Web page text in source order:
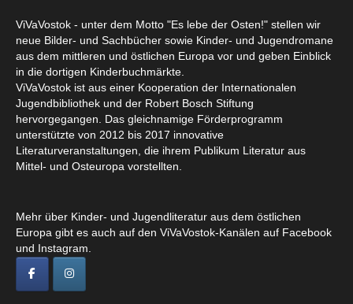
ViVaVostok - unter dem Motto "Es lebe der Osten!" stellen wir
neue Bilder- und Sachbücher sowie Kinder- und Jugendromane
aus dem mittleren und östlichen Europa vor und geben Einblick
in die dortigen Kinderbuchmärkte.
ViVaVostok ist aus einer Kooperation der Internationalen
Jugendbibliothek und der Robert Bosch Stiftung
hervorgegangen. Das gleichnamige Förderprogramm
unterstützte von 2012 bis 2017 innovative
Literaturveranstaltungen, die ihrem Publikum Literatur aus
Mittel- und Osteuropa vorstellten.
Mehr über Kinder- und Jugendliteratur aus dem östlichen
Europa gibt es auch auf den ViVaVostok-Kanälen auf Facebook
und Instagram.